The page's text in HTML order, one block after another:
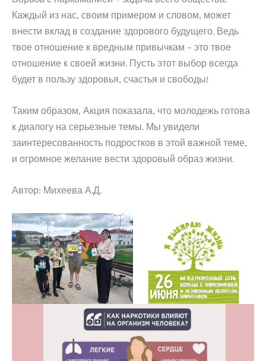
Каждый из нас, своим примером и словом, может
внести вклад в создание здорового будущего. Ведь
твое отношение к вредным привычкам – это твое
отношение к своей жизни. Пусть этот выбор всегда
будет в пользу здоровья, счастья и свободы!
Таким образом, Акция показала, что молодежь готова
к диалогу на серьезные темы. Мы увидели
заинтересованность подростков в этой важной теме,
и огромное желание вести здоровый образ жизни.
Автор: Михеева А.Д.